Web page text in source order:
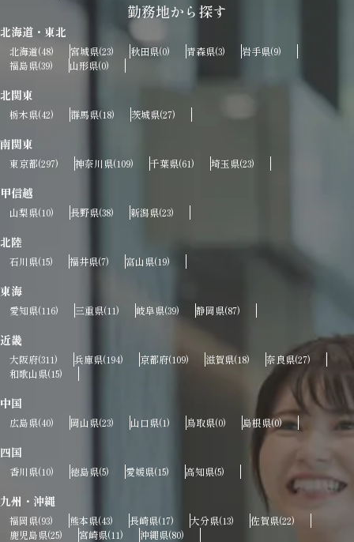
勤務地から探す
北海道・東北
北海道(48) 宮城県(23) 秋田県(0) 青森県(3) 岩手県(9)
福島県(39) 山形県(0)
北関東
栃木県(42) 群馬県(18) 茨城県(27)
南関東
東京都(297) 神奈川県(109) 千葉県(61) 埼玉県(23)
甲信越
山梨県(10) 長野県(38) 新潟県(23)
北陸
石川県(15) 福井県(7) 富山県(19)
東海
愛知県(116) 三重県(11) 岐阜県(39) 静岡県(87)
近畿
大阪府(311) 兵庫県(194) 京都府(109) 滋賀県(18) 奈良県(27)
和歌山県(15)
中国
広島県(40) 岡山県(23) 山口県(1) 鳥取県(0) 島根県(0)
四国
香川県(10) 徳島県(5) 愛媛県(15) 高知県(5)
九州・沖縄
福岡県(93) 熊本県(43) 長崎県(17) 大分県(13) 佐賀県(22)
鹿児島県(25) 宮崎県(11) 沖縄県(80)